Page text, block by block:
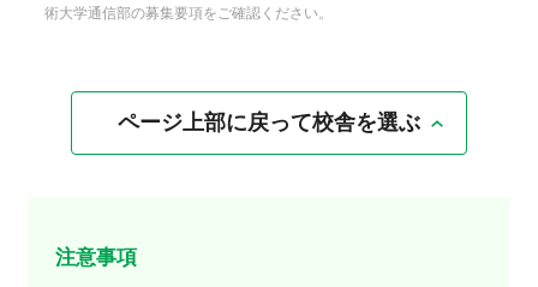
術大学通信部の募集要項をご確認ください。
ページ上部に戻って校舎を選ぶ
注意事項